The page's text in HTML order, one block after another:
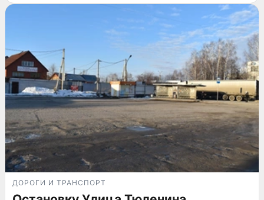
ДОРОГИ И ТРАНСПОРТ